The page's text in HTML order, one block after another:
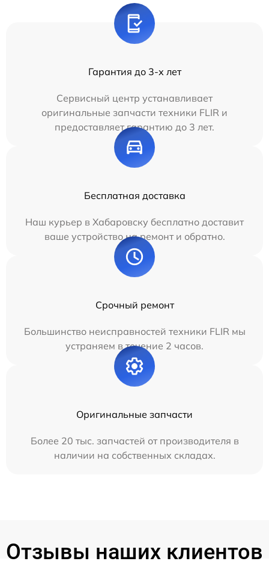
Гарантия до 3-х лет
Сервисный центр устанавливает
оригинальные запчасти техники FLIR и
предоставляет гарантию до 3 лет.
Бесплатная доставка
Наш курьер в Хабаровску бесплатно доставит
ваше устройство на ремонт и обратно.
Срочный ремонт
Большинство неисправностей техники FLIR мы
устраняем в течение 2 часов.
Оригинальные запчасти
Более 20 тыс. запчастей от производителя в
наличии на собственных складах.
Отзывы наших клиентов